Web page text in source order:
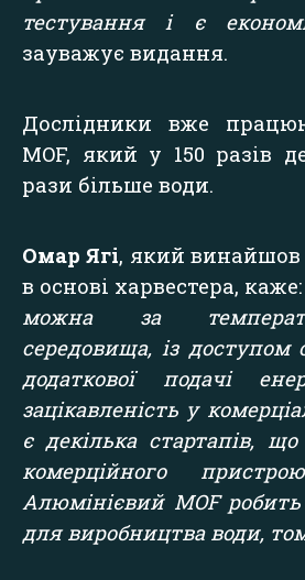
тестування і є
зауважує видання.
Дослідники вже
MOF, який у 150 разів
рази більше води.
Омар Ягі, який
в основі харвестера, каже:
можна за
середовища, із доступом
додаткової подачі
зацікавленість у
є декілька стартапів,
комерційного
Алюмінієвий MOF
для виробництва води,